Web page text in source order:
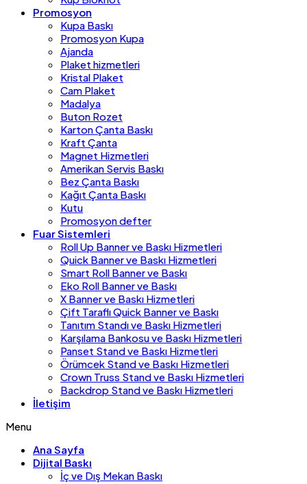
Promosyon
Kupa Baskı
Promosyon Kupa
Ajanda
Plaket hizmetleri
Kristal Plaket
Cam Plaket
Madalya
Buton Rozet
Karton Çanta Baskı
Kraft Çanta
Magnet Hizmetleri
Amerikan Servis Baskı
Bez Çanta Baskı
Kağıt Çanta Baskı
Kutu
Promosyon defter
Fuar Sistemleri
Roll Up Banner ve Baskı Hizmetleri
Quick Banner ve Baskı Hizmetleri
Smart Roll Banner ve Baskı
Eko Roll Banner ve Baskı
X Banner ve Baskı Hizmetleri
Çift Taraflı Quick Banner ve Baskı
Tanıtım Standı ve Baskı Hizmetleri
Karşılama Bankosu ve Baskı Hizmetleri
Panset Stand ve Baskı Hizmetleri
Örümcek Stand ve Baskı Hizmetleri
Crown Truss Stand ve Baskı Hizmetleri
Backdrop Stand ve Baskı Hizmetleri
İletişim
Menu
Ana Sayfa
Dijital Baskı
İç ve Dış Mekan Baskı